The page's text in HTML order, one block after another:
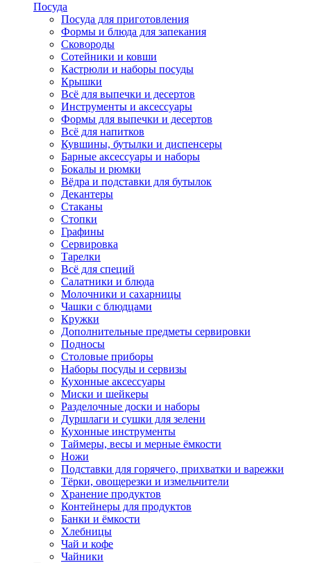
Посуда
Посуда для приготовления
Формы и блюда для запекания
Сковороды
Сотейники и ковши
Кастрюли и наборы посуды
Крышки
Всё для выпечки и десертов
Инструменты и аксессуары
Формы для выпечки и десертов
Всё для напитков
Кувшины, бутылки и диспенсеры
Барные аксессуары и наборы
Бокалы и рюмки
Вёдра и подставки для бутылок
Декантеры
Стаканы
Стопки
Графины
Сервировка
Тарелки
Всё для специй
Салатники и блюда
Молочники и сахарницы
Чашки с блюдцами
Кружки
Дополнительные предметы сервировки
Подносы
Столовые приборы
Наборы посуды и сервизы
Кухонные аксессуары
Миски и шейкеры
Разделочные доски и наборы
Дуршлаги и сушки для зелени
Кухонные инструменты
Таймеры, весы и мерные ёмкости
Ножи
Подставки для горячего, прихватки и варежки
Тёрки, овощерезки и измельчители
Хранение продуктов
Контейнеры для продуктов
Банки и ёмкости
Хлебницы
Чай и кофе
Чайники